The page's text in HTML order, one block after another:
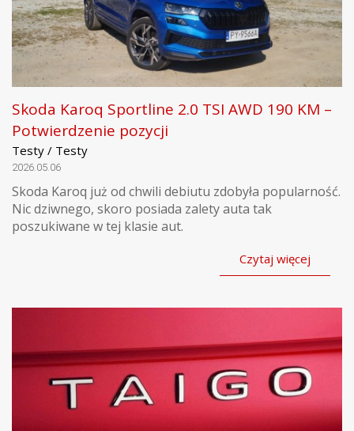
Skoda Karoq Sportline 2.0 TSI AWD 190 KM –
Potwierdzenie pozycji
Testy / Testy
2026.05.06
Skoda Karoq już od chwili debiutu zdobyła popularność.
Nic dziwnego, skoro posiada zalety auta tak
poszukiwane w tej klasie aut.
Czytaj więcej